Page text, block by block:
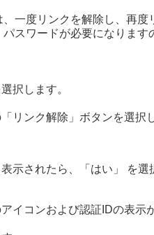
一度リンクを解除し、再度
スワードが必要になります
択します。
リンク解除」ボタンを選択
示されたら、「はい」 を選
イコンおよび認証IDの表示